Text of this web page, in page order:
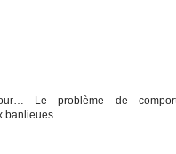
Le problème de
banlieues